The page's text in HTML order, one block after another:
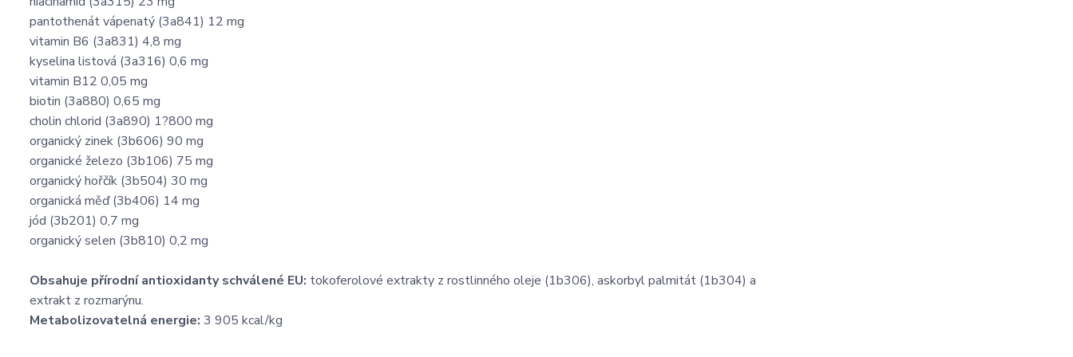
pantothenát vápenatý (3a841) 12 mg
vitamin B6 (3a831) 4,8 mg
kyselina listová (3a316) 0,6 mg
vitamin B12 0,05 mg
biotin (3a880) 0,65 mg
cholin chlorid (3a890) 1?800 mg
organický zinek (3b606) 90 mg
organické železo (3b106) 75 mg
organický hořčík (3b504) 30 mg
organická měď (3b406) 14 mg
jód (3b201) 0,7 mg
organický selen (3b810) 0,2 mg
Obsahuje přírodní antioxidanty schválené EU: tokoferolové extrakty z rostlinného oleje (1b306), askorbyl palmitát (1b304) a
extrakt z rozmarýnu.
Metabolizovatelná energie: 3 905 kcal/kg